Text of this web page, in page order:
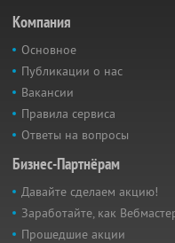
Компания
Основное
Публикации о нас
Вакансии
Правила сервиса
Ответы на вопросы
Бизнес-Партнёрам
Давайте сделаем акцию!
Заработайте, как
Прошедшие акции